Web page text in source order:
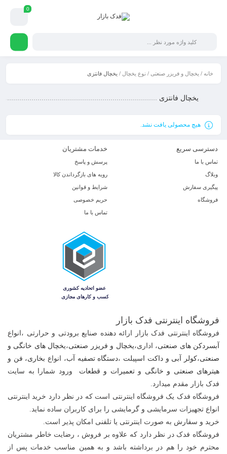
0
خانه / یخچال و فریزر صنعتی / نوع یخچال / یخچال فانتزی
یخچال فانتزی
هیچ محصولی یافت نشد.
دسترسی سریع
تماس با ما
وبلاگ
پیگیری سفارش
فروشگاه
خدمات مشتریان
پرسش و پاسخ
رویه های بازگرداندن کالا
شرایط و قوانین
حریم خصوصی
تماس با ما
فروشگاه اینترنتی فدک بازار
فروشگاه اینترنتی فدک بازار ارائه دهنده صنایع برودتی و حرارتی ، انواع
آبسردکن های صنعتی، اداری،یخچال و فریزر صنعتی،یخچال های خانگی و
صنعتی،کولر آبی و داکت اسپیلت ،دستگاه تصفیه آب، انواع بخاری، فن و
هیترهای صنعتی و خانگی وتعمیرات و قطعات ورود شمارا به سایت
فدک بازار مقدم میدارد.
فروشگاه فدک یک فروشگاه اینترنتی است که در نظر دارد خرید اینترنتی
انواع تجهیزات سرمایشی و گرمایشی را برای کاربران ساده نماید.
خرید و سفارش به صورت اینترنتی یا تلفنی امکان پذیر است.
فروشگاه فدک در نظر دارد که علاوه بر فروش ، رضایت خاطر مشتریان
محترم خود را هم در برداشته باشد و به همین مناسب خدمات پس از